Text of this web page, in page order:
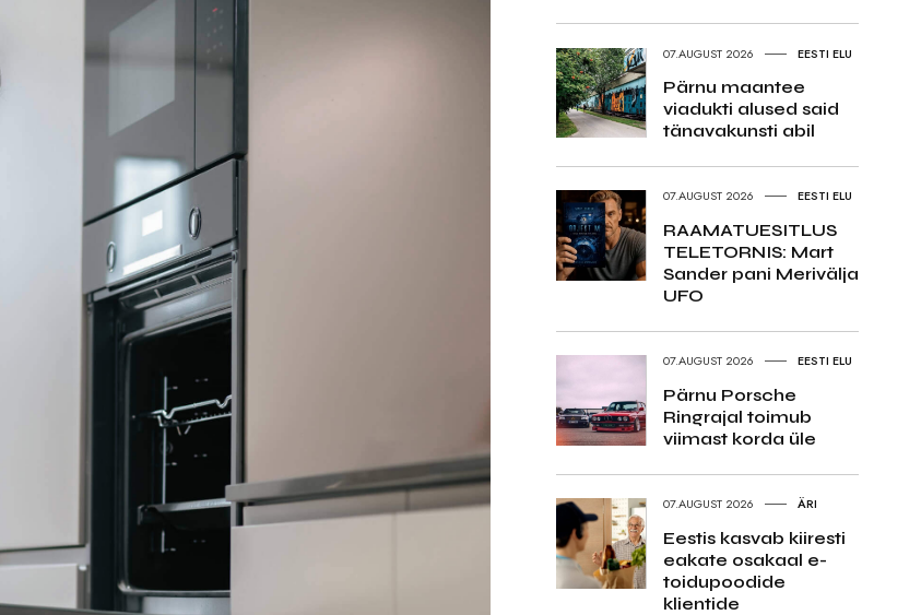
07.AUGUST 2026 EESTI ELU
Pärnu maantee
viadukti alused said
tänavakunsti abil
07.AUGUST 2026 EESTI ELU
RAAMATUESITLUS
TELETORNIS: Mart
Sander pani Merivälja
UFO
07.AUGUST 2026 EESTI ELU
Pärnu Porsche
Ringrajal toimub
viimast korda üle
07.AUGUST 2026 ÄRI
Eestis kasvab kiiresti
eakate osakaal e-
toidupoodide
klientide